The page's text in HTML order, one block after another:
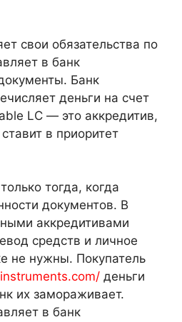
свои обязательства по
в банк
Банк
деньги на счет
LC ― это аккредитив,
в приоритет
тогда, когда
документов. В
аккредитивами
средств и личное
не нужны. Покупатель
деньги
их замораживает.
в банк